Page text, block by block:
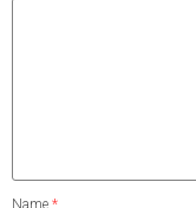
Name *